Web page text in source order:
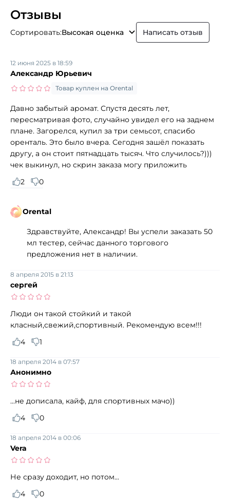
Отзывы
Сортировать:Высокая оценка Написать отзыв
Александр Юрьевич
12 июня 2025 в 18:59
Товар куплен на Orental
Давно забытый аромат. Спустя десять лет,
пересматривая фото, случайно увидел его на заднем
плане. Загорелся, купил за три семьсот, спасибо
оренталь. Это было вчера. Сегодня зашёл показать
другу, а он стоит пятнадцать тысяч. Что случилось?)))
чек выкинул, но скрин заказа могу приложить
2
0
Orental
Здравствуйте, Александр! Вы успели заказать 50
мл тестер, сейчас данного торгового
предложения нет в наличии.
сергей
8 апреля 2015 в 21:13
Люди он такой стойкий и такой
класный,свежий,спортивный. Рекомендую всем!!!
4
1
Анонимно
18 апреля 2014 в 07:57
...не дописала, кайф, для спортивных мачо))
4
0
Vera
18 апреля 2014 в 00:06
Не сразу доходит, но потом...
4
0